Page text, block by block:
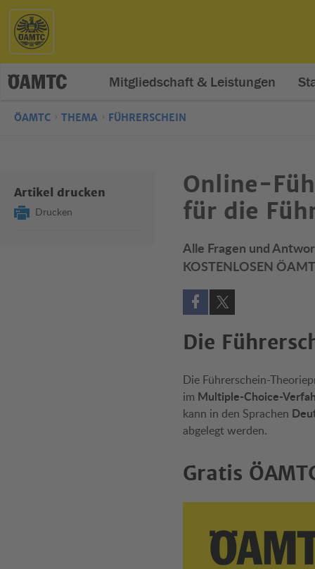
Mitgliedschaft & Leistungen
ÖAMTC THEMA FÜHRERSCHEIN
Artikel drucken
Drucken
Online-
für die
Alle Fragen und
KOSTENLOSEN
Auf Facebook teilen
Auf X teilen
Die
Die Führerschein-
im Multiple-Choice-
kann in den Sprachen
abgelegt werden.
Gratis